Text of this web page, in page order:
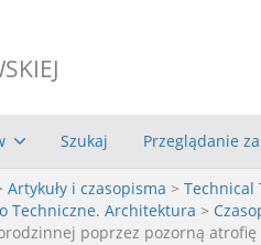
Szukaj Przeglądanie
Artykuły i czasopisma > Technical
Techniczne. Architektura >
poprzez pozorną